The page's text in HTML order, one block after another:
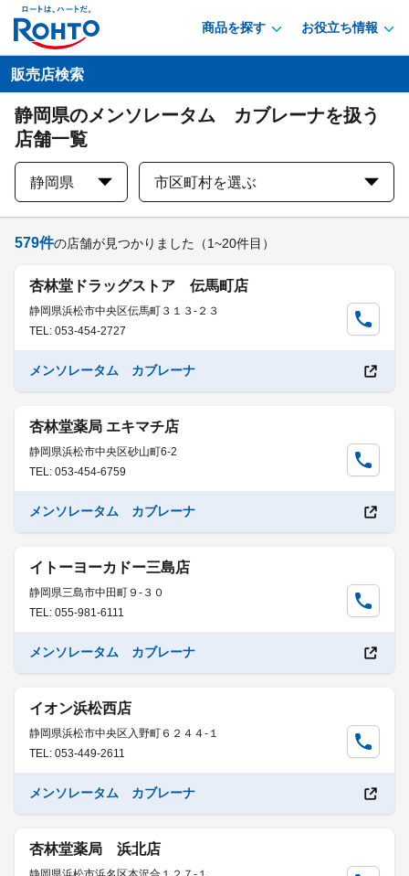
商品を探す お役立ち情報
販売店検索
静岡県のメンソレータム カブレーナを扱う
店舗一覧
静岡県 市区町村を選ぶ
579件の店舗が見つかりました （1~20件目）
杏林堂ドラッグストア 伝馬町店
静岡県浜松市中央区伝馬町３１３-２３
TEL: 053-454-2727
メンソレータム カブレーナ
杏林堂薬局 エキマチ店
静岡県浜松市中央区砂山町6-2
TEL: 053-454-6759
メンソレータム カブレーナ
イトーヨーカドー三島店
静岡県三島市中田町９-３０
TEL: 055-981-6111
メンソレータム カブレーナ
イオン浜松西店
静岡県浜松市中央区入野町６２４４-１
TEL: 053-449-2611
メンソレータム カブレーナ
杏林堂薬局 浜北店